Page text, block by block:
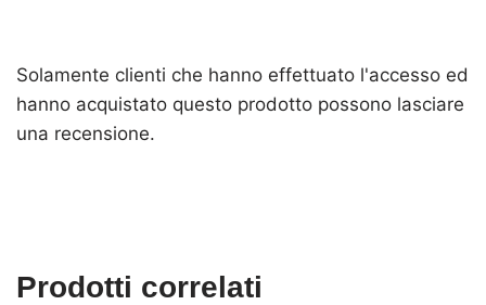
Solamente clienti che hanno effettuato l'accesso ed
hanno acquistato questo prodotto possono lasciare
una recensione.
Prodotti correlati